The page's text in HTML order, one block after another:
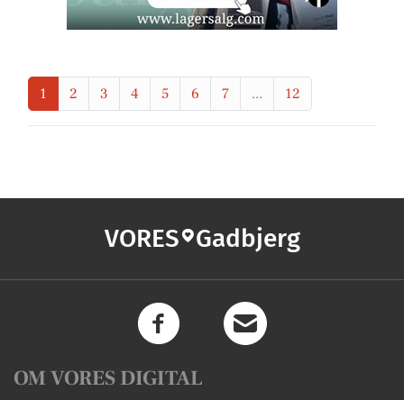
1 2 3 4 5 6 7 ... 12
VORES Gadbjerg
OM VORES DIGITAL